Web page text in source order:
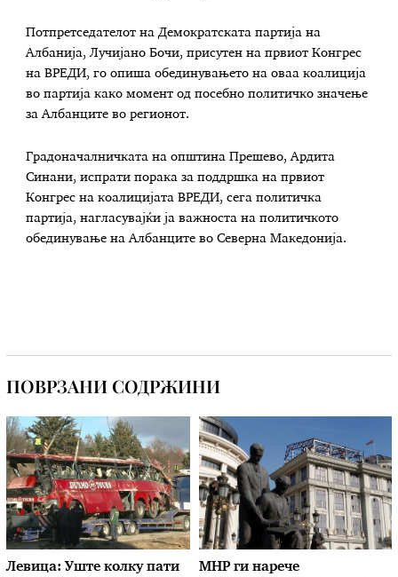
Потпретседателот на Демократската партија на
Албанија, Лучијано Бочи, присутен на првиот Конгрес
на ВРЕДИ, го опиша обединувањето на оваа коалиција
во партија како момент од посебно политичко значење
за Албанците во регионот.
Градоначалничката на општина Прешево, Ардита
Синани, испрати порака за поддршка на првиот
Конгрес на коалицијата ВРЕДИ, сега политичка
партија, нагласувајќи ја важноста на политичкото
обединување на Албанците во Северна Македонија.
ПОВРЗАНИ СОДРЖИНИ
Левица: Уште колку пати
МНР ги нарече